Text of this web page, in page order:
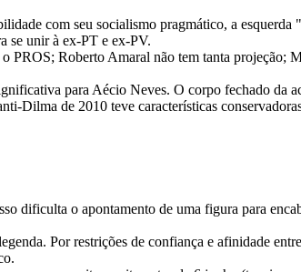
com seu socialismo pragmático, a
se unir à ex-PT e ex-PV.
Roberto Amaral não tem tanta projeção;
para Aécio Neves. O corpo fechado da
Dilma de 2010 teve características
dificulta o apontamento de uma figura para
Por restrições de confiança e afinidade